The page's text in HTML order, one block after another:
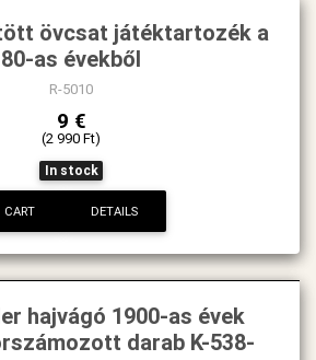
övcsat játéktartozék a
80-as évekből
R-5010
9 €
(2 990 Ft)
In stock
CART DETAILS
hajvágó 1900-as évek
darab K-538-